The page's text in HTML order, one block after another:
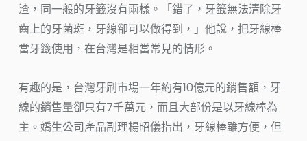
渣，同一般的牙籤沒有兩樣。「錯了，牙籤無法清除牙
齒上的牙菌斑，牙線卻可以做得到，」他說，把牙線棒
當牙籤使用，在台灣是相當常見的情形。
有趣的是，台灣牙刷市場一年約有10億元的銷售額，牙
線的銷售量卻只有7千萬元，而且大部份是以牙線棒為
主。嬌生公司產品副理楊昭儀指出，牙線棒雖方便，但